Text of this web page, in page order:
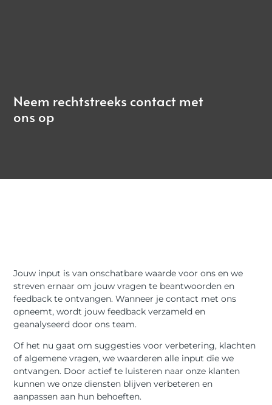
Neem rechtstreeks contact met
ons op
Jouw input is van onschatbare waarde voor ons en we
streven ernaar om jouw vragen te beantwoorden en
feedback te ontvangen. Wanneer je contact met ons
opneemt, wordt jouw feedback verzameld en
geanalyseerd door ons team.
Of het nu gaat om suggesties voor verbetering, klachten
of algemene vragen, we waarderen alle input die we
ontvangen. Door actief te luisteren naar onze klanten
kunnen we onze diensten blijven verbeteren en
aanpassen aan hun behoeften.